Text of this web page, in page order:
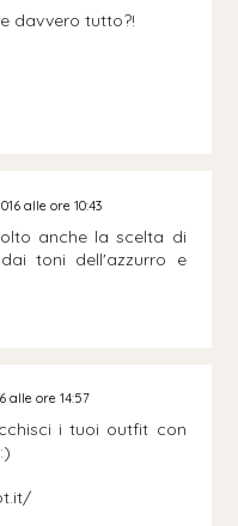
davvero tutto?!
alle ore 10:43
anche la scelta di
toni dell'azzurro e
alle ore 14:57
i tuoi outfit con